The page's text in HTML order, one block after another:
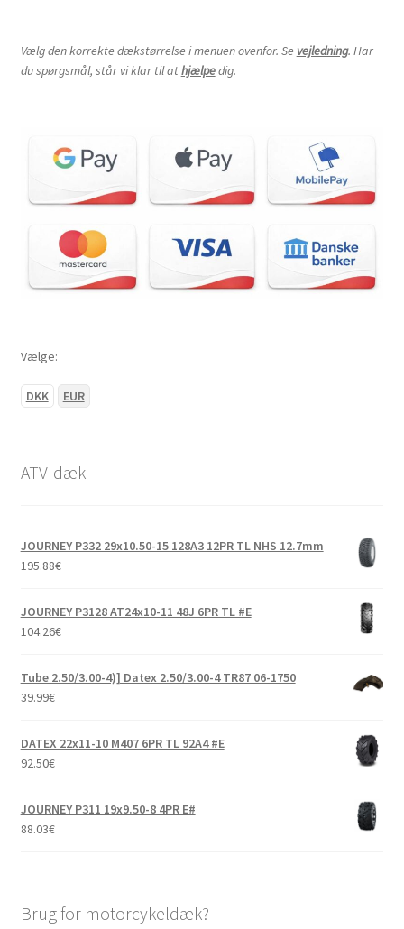
Vælg den korrekte dækstørrelse i menuen ovenfor. Se vejledning. Har
du spørgsmål, står vi klar til athjælpedig.
Vælge:
DKK EUR
ATV-dæk
JOURNEY P332 29x10.50-15 128A3 12PR TL NHS 12.7mm
195.88€
JOURNEY P3128 AT24x10-11 48J 6PR TL #E
104.26€
Tube 2.50/3.00-4)] Datex 2.50/3.00-4 TR87 06-1750
39.99€
DATEX 22x11-10 M407 6PR TL 92A4 #E
92.50€
JOURNEY P311 19x9.50-8 4PR E#
88.03€
Brug for motorcykeldæk?